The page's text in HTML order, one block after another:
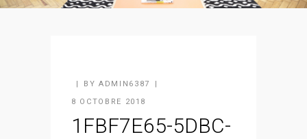
BY ADMIN6387
8 OCTOBRE 2018
1FBF7E65-5DBC-